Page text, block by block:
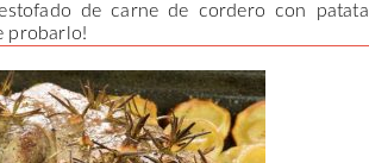
de carne de cordero con
probarlo!